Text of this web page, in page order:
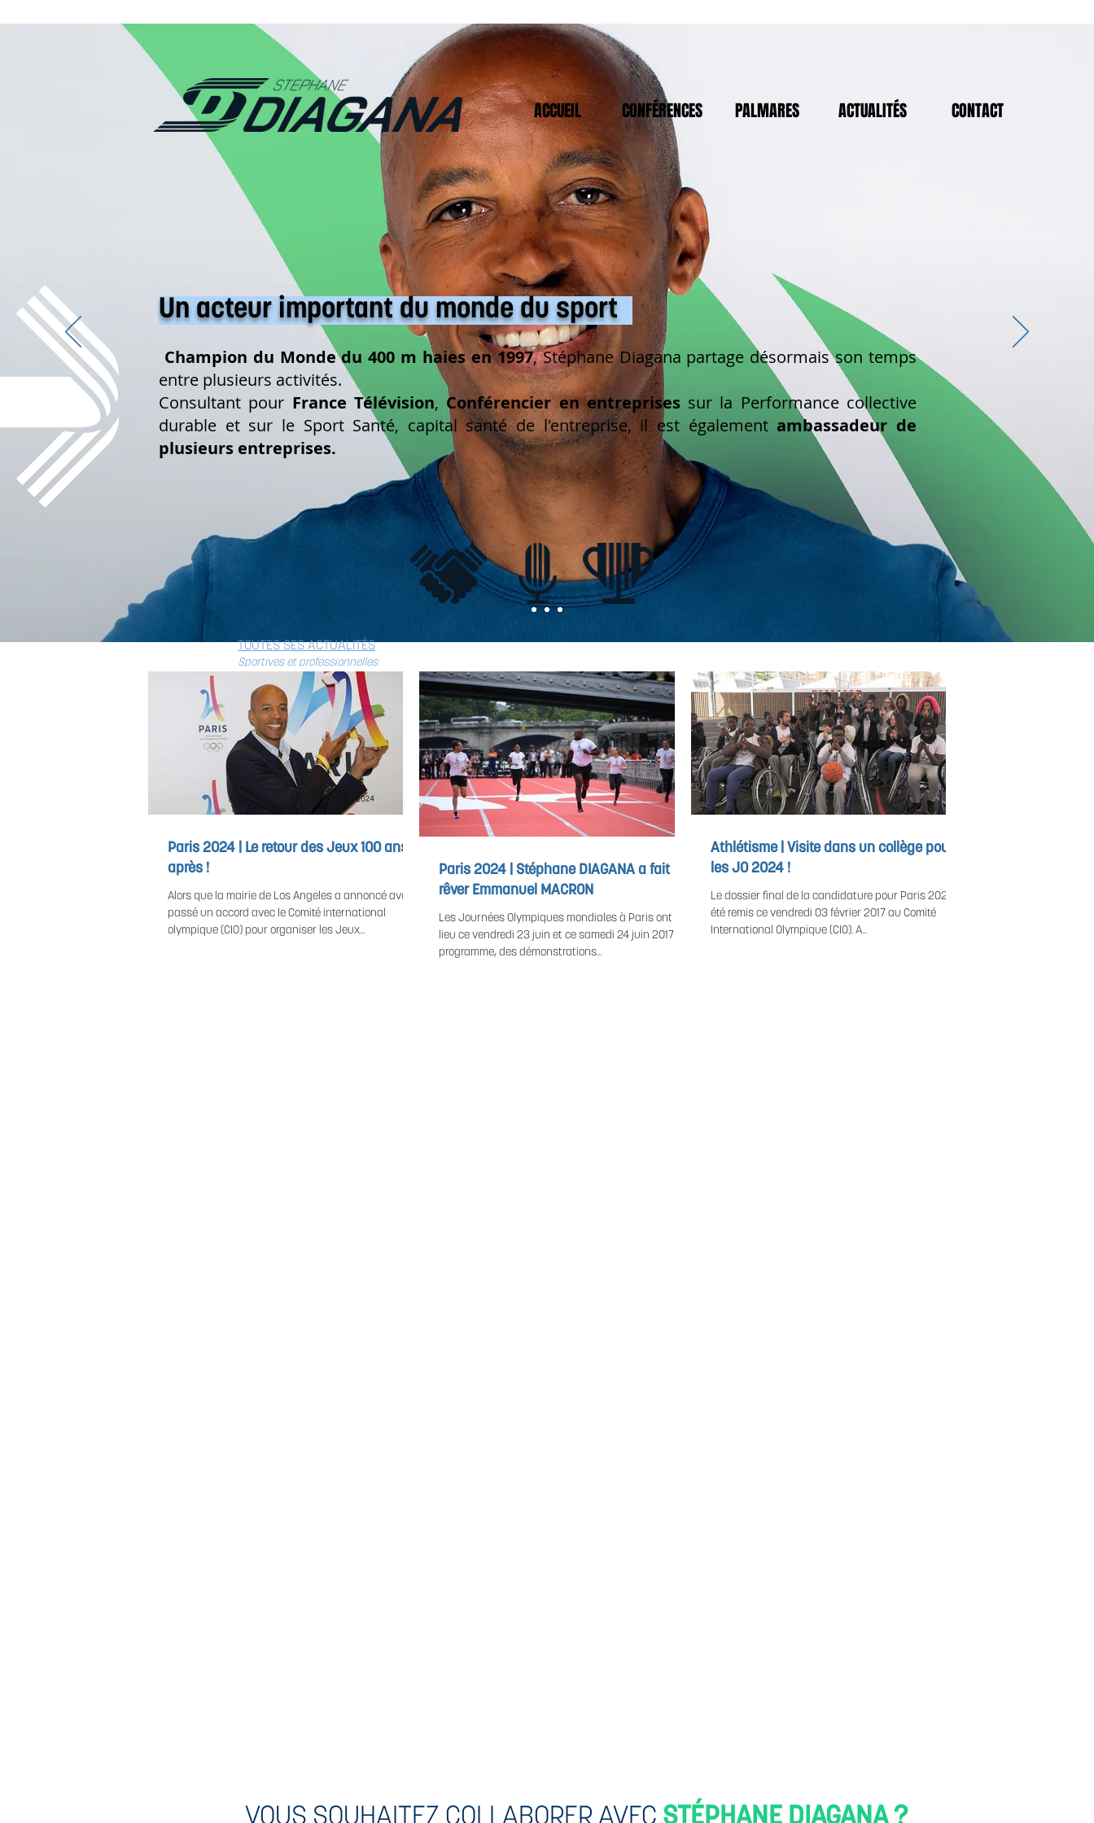
ACCUEIL CONFÉRENCES PALMARES ACTUALITÉS CONTACT
Un acteur important du monde du sport
Champion du Monde du 400 m haies en 1997, Stéphane Diagana partage désormais son temps
entre plusieurs activités.
Consultant pour France Télévision, Conférencier en entreprisessur la Performance collective
durable et sur le Sport Santé, capital santé de l'entreprise, il est égalementambassadeur de
plusieurs entreprises.
TOUTES SES ACTUALITÉS
Sportives et professionnelles
Paris 2024 | Le retour des Jeux 100 ans
après !
Alors que la mairie de Los Angeles a annoncé avoir
passé un accord avec le Comité international
olympique (CIO) pour organiser les Jeux...
Paris 2024 | Stéphane DIAGANA a fait
rêver Emmanuel MACRON
Les Journées Olympiques mondiales à Paris ont eu
lieu ce vendredi 23 juin et ce samedi 24 juin 2017. Au
programme, des démonstrations...
Athlétisme | Visite dans un collège pour
les JO 2024 !
Le dossier final de la candidature pour Paris 2024 a
été remis ce vendredi 03 février 2017 au Comité
International Olympique (CIO). A...